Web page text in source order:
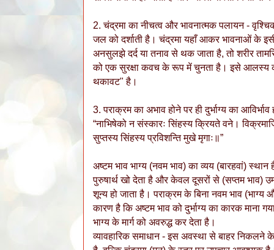
2. चंद्रमा का नीचत्व और भावनात्मक पलायन -
जल को दर्शाती है। चंद्रमा यहाँ आकर भावनाओं के
अनसुलझे दर्द या तनाव से थक जाता है, तो शरीर
को एक सुरक्षा कवच के रूप में चुनता है। इसे आलस्य
थकावट" है।
3. पराक्रम का अभाव होने पर ही दुर्भाग्य का
“नाभिषेको न संस्कारः सिंहस्य क्रियते वने।
सुप्तस्य सिंहस्य प्रविशन्ति मुखे मृगाः॥”
अष्टम भाव भाग्य (नवम भाव) का व्यय (बारहवां)
पुरुषार्थ खो देता है और केवल दूसरों से (सप्तम भाव)
शून्य हो जाता है। पराक्रम के बिना नवम भाव
कारण है कि अष्टम भाव को दुर्भाग्य का कारक माना
भाग्य के मार्ग को अवरुद्ध कर देता है।
व्यावहारिक समाधान - इस अवस्था से बाहर निकलने